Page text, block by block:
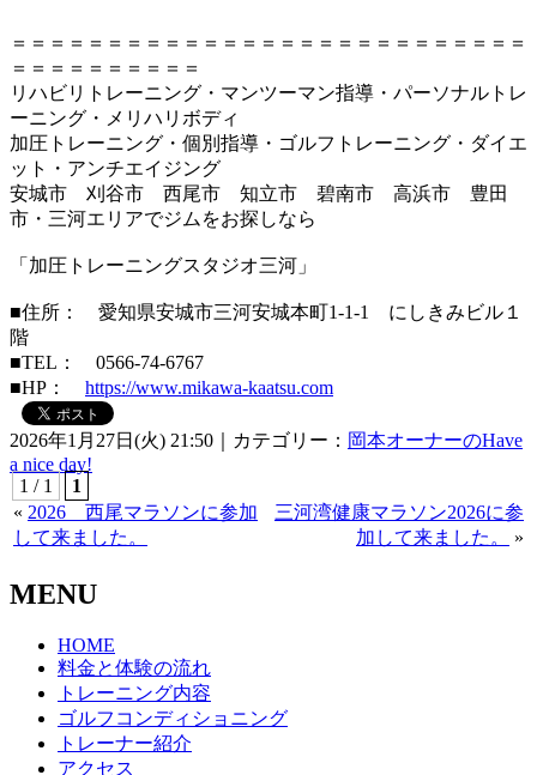
＝＝＝＝＝＝＝＝＝＝＝＝＝＝＝＝＝＝＝＝＝＝＝＝＝＝＝
＝＝＝＝＝＝＝＝＝＝
リハビリトレーニング・マンツーマン指導・パーソナルトレ
ーニング・メリハリボディ
加圧トレーニング・個別指導・ゴルフトレーニング・ダイエ
ット・アンチエイジング
安城市 刈谷市 西尾市 知立市 碧南市 高浜市 豊田
市・三河エリアでジムをお探しなら
「加圧トレーニングスタジオ三河」
■住所： 愛知県安城市三河安城本町1-1-1 にしきみビル１
階
■TEL： 0566-74-6767
■HP： https://www.mikawa-kaatsu.com
2026年1月27日(火) 21:50｜カテゴリー： 岡本オーナーのHave
a nice day!
1 / 1
1
« 2026 西尾マラソンに参加
して来ました。
三河湾健康マラソン2026に参
加して来ました。
»
MENU
HOME
料金と体験の流れ
トレーニング内容
ゴルフコンディショニング
トレーナー紹介
アクセス